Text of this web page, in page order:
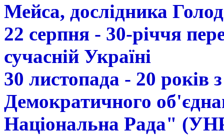
Мейса, дослідника
22 серпня - 30-річчя
сучасній Україні
30 листопада - 20 років
Демократичного
Національна Рада"